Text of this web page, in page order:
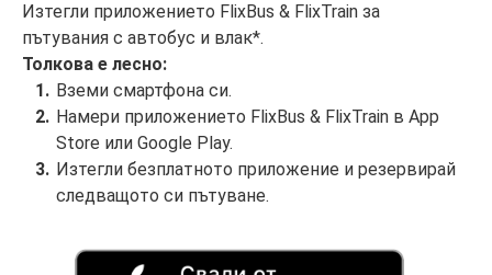
Изтегли приложението FlixBus & FlixTrain за
пътувания с автобус и влак*.
Толкова е лесно:
Вземи смартфона си.
Намери приложението FlixBus & FlixTrain в App
Store или Google Play.
Изтегли безплатното приложение и резервирай
следващото си пътуване.